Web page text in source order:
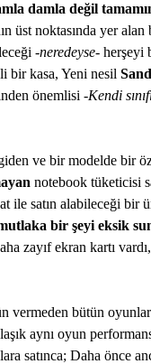
damla değil
üst noktasında yer
-neredeyse- herşeyi
bir kasa, Yeni nesil
önemlisi -Kendi
ve bir modelde bir
notebook tüketicisi
ile satın alabileceği bir
bir şeyi eksik
zayıf ekran kartı
vermeden bütün
aynı oyun
satınca; Daha önce